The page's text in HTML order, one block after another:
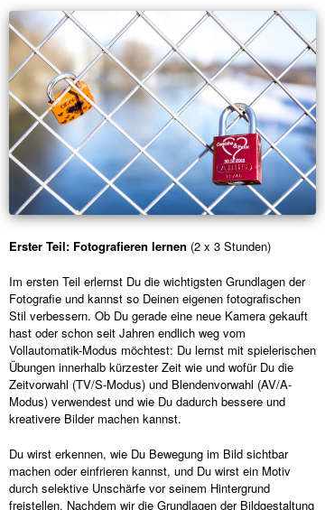
Erster Teil: Fotografieren lernen (2 x 3 Stunden)
Im ersten Teil erlernst Du die wichtigsten Grundlagen der
Fotografie und kannst so Deinen eigenen fotografischen
Stil verbessern. Ob Du gerade eine neue Kamera gekauft
hast oder schon seit Jahren endlich weg vom
Vollautomatik-Modus möchtest: Du lernst mit spielerischen
Übungen innerhalb kürzester Zeit wie und wofür Du die
Zeitvorwahl (TV/S-Modus) und Blendenvorwahl (AV/A-
Modus) verwendest und wie Du dadurch bessere und
kreativere Bilder machen kannst.
Du wirst erkennen, wie Du Bewegung im Bild sichtbar
machen oder einfrieren kannst, und Du wirst ein Motiv
durch selektive Unschärfe vor seinem Hintergrund
freistellen. Nachdem wir die Grundlagen der Bildgestaltung